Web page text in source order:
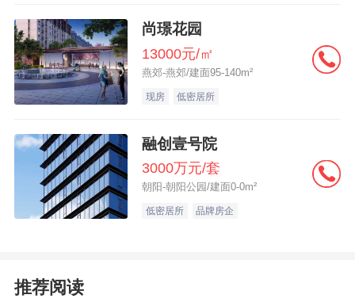
尚璟花园
13000元/㎡
燕郊-燕郊/建面95-140m²
现房 低密居所
融创壹号院
3000万元/套
朝阳-朝阳公园/建面0-0m²
低密居所 品牌房企
推荐阅读